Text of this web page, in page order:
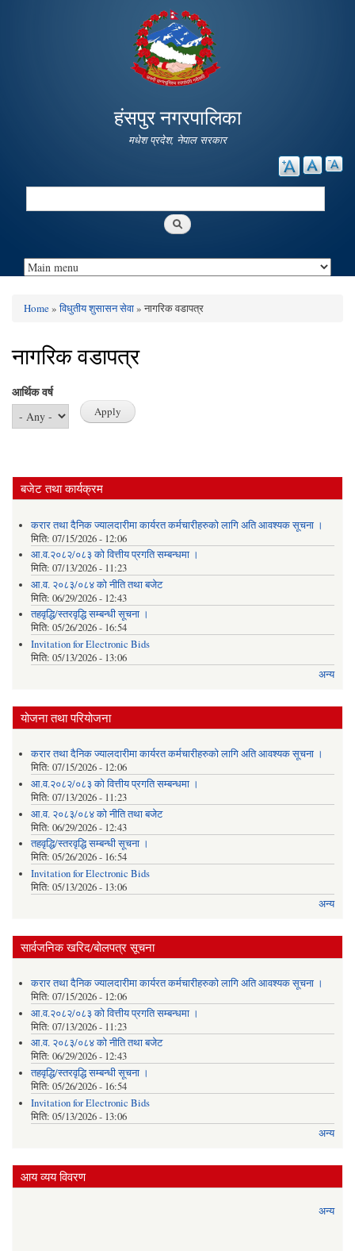
main
content
हंसपुर नगरपालिका
मधेश प्रदेश, नेपाल सरकार
Search
You are here
Home»विधुतीय शुसासन सेवा» नागरिक वडापत्र
नागरिक वडापत्र
आर्थिक वर्ष
बजेट तथा कार्यक्रम
करार तथा दैनिक ज्यालदारीमा कार्यरत कर्मचारीहरुको लागि अति आवश्यक सूचना ।
मिति: 07/15/2026 - 12:06
आ.व.२०८२/०८३ को वित्तीय प्रगति सम्बन्धमा ।
मिति: 07/13/2026 - 11:23
आ.व. २०८३/०८४ को नीति तथा बजेट
मिति: 06/29/2026 - 12:43
तहवृद्धि/स्तरवृद्धि सम्बन्धी सूचना ।
मिति: 05/26/2026 - 16:54
Invitation for Electronic Bids
मिति: 05/13/2026 - 13:06
अन्य
योजना तथा परियोजना
करार तथा दैनिक ज्यालदारीमा कार्यरत कर्मचारीहरुको लागि अति आवश्यक सूचना ।
मिति: 07/15/2026 - 12:06
आ.व.२०८२/०८३ को वित्तीय प्रगति सम्बन्धमा ।
मिति: 07/13/2026 - 11:23
आ.व. २०८३/०८४ को नीति तथा बजेट
मिति: 06/29/2026 - 12:43
तहवृद्धि/स्तरवृद्धि सम्बन्धी सूचना ।
मिति: 05/26/2026 - 16:54
Invitation for Electronic Bids
मिति: 05/13/2026 - 13:06
अन्य
सार्वजनिक खरिद/बोलपत्र सूचना
करार तथा दैनिक ज्यालदारीमा कार्यरत कर्मचारीहरुको लागि अति आवश्यक सूचना ।
मिति: 07/15/2026 - 12:06
आ.व.२०८२/०८३ को वित्तीय प्रगति सम्बन्धमा ।
मिति: 07/13/2026 - 11:23
आ.व. २०८३/०८४ को नीति तथा बजेट
मिति: 06/29/2026 - 12:43
तहवृद्धि/स्तरवृद्धि सम्बन्धी सूचना ।
मिति: 05/26/2026 - 16:54
Invitation for Electronic Bids
मिति: 05/13/2026 - 13:06
अन्य
आय व्यय विवरण
अन्य